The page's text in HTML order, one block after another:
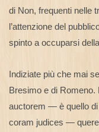
di Non, frequenti nelle
l’attenzione del
spinto a occuparsi
Indiziate più che mai
Bresimo e di
auctorem — è quello
coram judices —